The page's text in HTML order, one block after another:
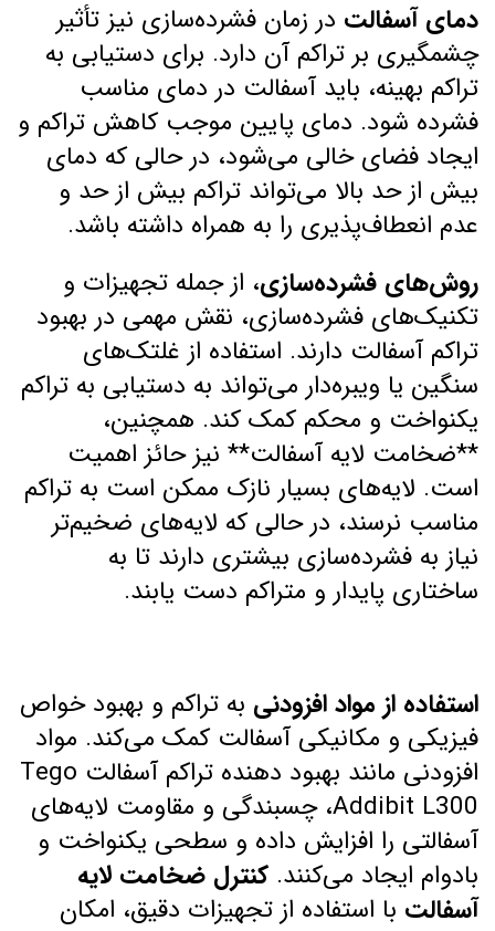
دمای آسفالت در زمان فشرده‌سازی نیز تأثیر
چشمگیری بر تراکم آن دارد. برای دستیابی به
تراکم بهینه، باید آسفالت در دمای مناسب
فشرده شود. دمای پایین موجب کاهش تراکم و
ایجاد فضای خالی می‌شود، در حالی که دمای
بیش از حد بالا می‌تواند تراکم بیش از حد و
عدم انعطاف‌پذیری را به همراه داشته باشد.
روش‌های فشرده‌سازی، از جمله تجهیزات و
تکنیک‌های فشرده‌سازی، نقش مهمی در بهبود
تراکم آسفالت دارند. استفاده از غلتک‌های
سنگین یا ویبره‌دار می‌تواند به دستیابی به تراکم
یکنواخت و محکم کمک کند. همچنین،
**ضخامت لایه آسفالت** نیز حائز اهمیت
است. لایه‌های بسیار نازک ممکن است به تراکم
مناسب نرسند، در حالی که لایه‌های ضخیم‌تر
نیاز به فشرده‌سازی بیشتری دارند تا به
ساختاری پایدار و متراکم دست یابند.
استفاده از مواد افزودنی به تراکم و بهبود خواص
فیزیکی و مکانیکی آسفالت کمک می‌کند. مواد
افزودنی مانند بهبود دهنده تراکم آسفالت Tego
Addibit L300، چسبندگی و مقاومت لایه‌های
آسفالتی را افزایش داده و سطحی یکنواخت و
بادوام ایجاد می‌کنند. کنترل ضخامت لایه
آسفالت با استفاده از تجهیزات دقیق، امکان